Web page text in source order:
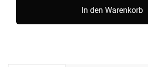
In den Warenkorb